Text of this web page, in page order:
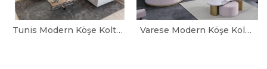
Tunis Modern Köşe Koltuk Takımı Varese Modern Köşe Koltuk